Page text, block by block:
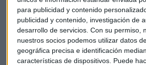
para publicidad y contenido
publicidad y contenido, investigación de
desarrollo de servicios. Con su permiso,
nuestros socios podemos utilizar datos
geográfica precisa e identificación
características de dispositivos. Puede
aunque dos de las operaciones
explícita fueron compras de emisiones
Weyerhaeuser y General Motors.
fondo cotizado en bolsa que replica un
alto rendimiento.